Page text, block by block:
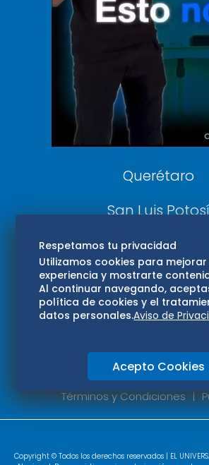
DeDinero
Confabulario
Aviso
Consultas
Querétaro
San Luis Potosí
Edomex
Consultas
Hidalgo
Oaxaca
Aviso de privacidad
Términos y Condiciones
Copyright © Todos los derechos reservados | EL
Respetamos tu privacidad
Utilizamos cookies para mejorar
experiencia y mostrarte
Al continuar navegando,
política de cookies y el
datos personales.Aviso de
Acepto Cookies